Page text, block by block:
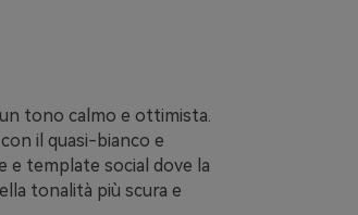
tono calmo e ottimista.
il quasi-bianco e
e template social dove la
tonalità più scura e